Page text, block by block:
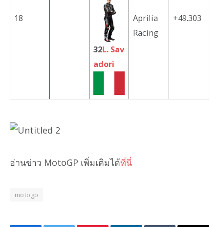
18
32L. Sav
adori
Aprilia
Racing
+49.303
อ่านข่าว MotoGP เพิ่มเติมได้ที่นี่
motogp